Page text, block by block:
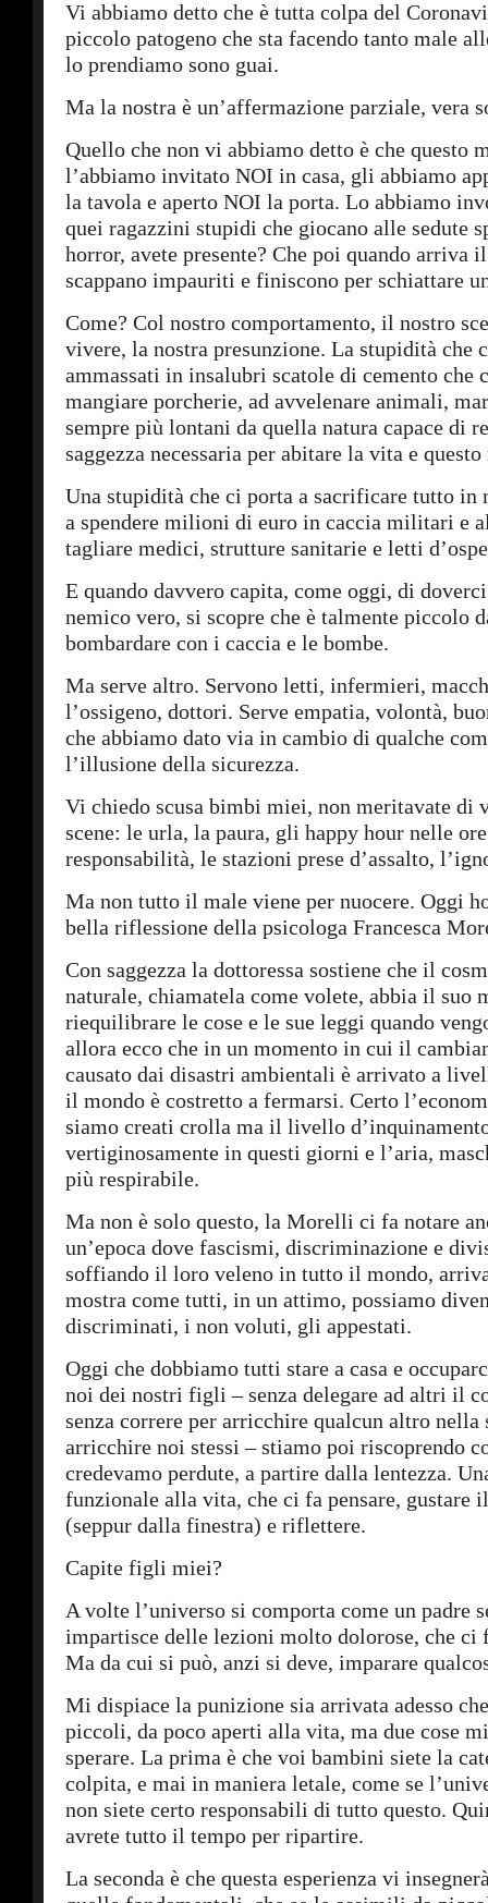
Vi abbiamo detto che è tutta colpa del
piccolo patogeno che sta facendo tanto male
lo prendiamo sono guai.
Ma la nostra è un’affermazione parziale, vera
Quello che non vi abbiamo detto è che questo
l’abbiamo invitato NOI in casa, gli abbiamo
la tavola e aperto NOI la porta. Lo abbiamo
quei ragazzini stupidi che giocano alle sedute
horror, avete presente? Che poi quando arriva
scappano impauriti e finiscono per schiattare
Come? Col nostro comportamento, il nostro
vivere, la nostra presunzione. La stupidità che
ammassati in insalubri scatole di cemento che
mangiare porcherie, ad avvelenare animali,
sempre più lontani da quella natura capace di
saggezza necessaria per abitare la vita e
Una stupidità che ci porta a sacrificare tutto in
a spendere milioni di euro in caccia militari e
tagliare medici, strutture sanitarie e letti
E quando davvero capita, come oggi, di
nemico vero, si scopre che è talmente piccolo
bombardare con i caccia e le bombe.
Ma serve altro. Servono letti, infermieri,
l’ossigeno, dottori. Serve empatia, volontà,
che abbiamo dato via in cambio di qualche
l’illusione della sicurezza.
Vi chiedo scusa bimbi miei, non meritavate di
scene: le urla, la paura, gli happy hour nelle
responsabilità, le stazioni prese d’assalto,
Ma non tutto il male viene per nuocere. Oggi
bella riflessione della psicologa Francesca
Con saggezza la dottoressa sostiene che il
naturale, chiamatela come volete, abbia il suo
riequilibrare le cose e le sue leggi quando
allora ecco che in un momento in cui il
causato dai disastri ambientali è arrivato a
il mondo è costretto a fermarsi. Certo
siamo creati crolla ma il livello
vertiginosamente in questi giorni e l’aria,
più respirabile.
Ma non è solo questo, la Morelli ci fa notare
un’epoca dove fascismi, discriminazione e
soffiando il loro veleno in tutto il mondo,
mostra come tutti, in un attimo, possiamo
discriminati, i non voluti, gli appestati.
Oggi che dobbiamo tutti stare a casa e
noi dei nostri figli – senza delegare ad altri il
senza correre per arricchire qualcun altro nella
arricchire noi stessi – stiamo poi riscoprendo
credevamo perdute, a partire dalla lentezza.
funzionale alla vita, che ci fa pensare, gustare
(seppur dalla finestra) e riflettere.
Capite figli miei?
A volte l’universo si comporta come un padre
impartisce delle lezioni molto dolorose, che ci
Ma da cui si può, anzi si deve, imparare
Mi dispiace la punizione sia arrivata adesso
piccoli, da poco aperti alla vita, ma due cose
sperare. La prima è che voi bambini siete la
colpita, e mai in maniera letale, come se
non siete certo responsabili di tutto questo.
avrete tutto il tempo per ripartire.
La seconda è che questa esperienza vi